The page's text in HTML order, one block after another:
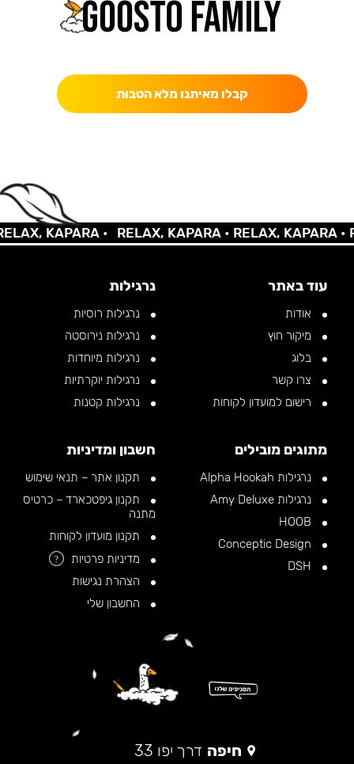
קבלו מאיתנו מלא הטבות
KAPARA • RELAX, KAPARA •RELAX, KAPARA •
עוד באתר
אודות
מיקור חוץ
בלוג
צרו קשר
רישום למועדון לקוחות
נרגילות
נרגילות רוסיות
נרגילות נירוסטה
נרגילות מיוחדות
נרגילות יוקרתיות
נרגילות קטנות
מתוגים מובילים
נרגילות Alpha Hookah
נרגילות Amy Deluxe
חשבון ומדיניות
תקנון אתר – תנאי שימוש
תקנון גיפטכארד – כרטיס
מתנה
תקנון מועדון לקוחות
מדיניות פרטיות
?
הצהרת נגישות
החשבון שלי
חיפה דרך יפו 33